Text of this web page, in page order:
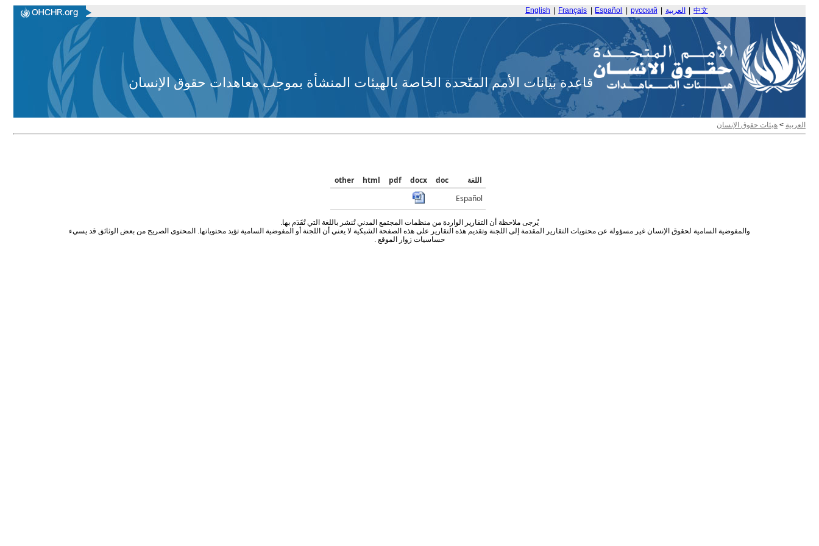
English Français Español русский العربية 中文
قاعدة بيانات الأمم المتّحدة الخاصة بالهيئات المنشأة بموجب معاهدات حقوق الإنسان
العربية > هيئات حقوق الإنسان
اللغة doc
docx
pdf
html
other
Español
يُرجى ملاحظة أن التقارير الواردة من منظمات المجتمع المدني تُنشر باللغة التي تُقَدَم بها.
والمفوضية السامية لحقوق الإنسان غير مسؤولة عن محتويات التقارير المقدمة إلى اللجنة وتقديم هذه التقارير على هذه الصفحة الشبكية لا يعني أن اللجنة أو المفوضية السامية تؤيد محتوياتها. المحتوى الصريح من بعض الوثائق قد يسيء
حساسيات زوار الموقع .